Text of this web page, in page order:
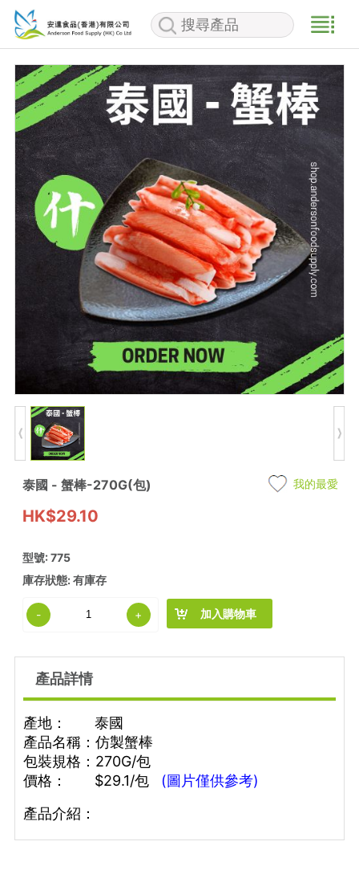
泰國 - 蟹棒-270G(包)
HK$29.10
型號: 775
庫存狀態: 有庫存
- + 加入購物車
我的最愛
產品詳情
產地： 泰國
產品名稱：仿製蟹棒
包裝規格：270G/包
價格： $29.1/包
(圖片僅供參考)
產品介紹：